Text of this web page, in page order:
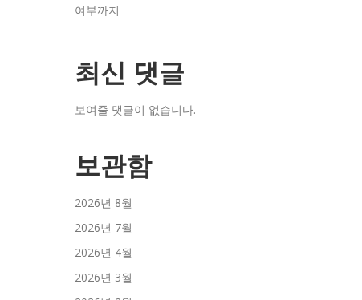
여부까지
최신 댓글
보여줄 댓글이 없습니다.
보관함
2026년 8월
2026년 7월
2026년 4월
2026년 3월